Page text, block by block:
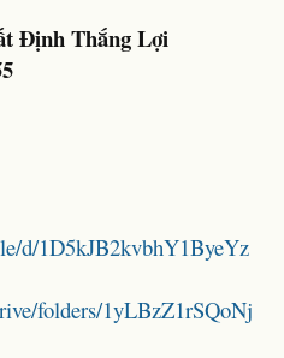
Định Thắng Lợi
d/1D5kJB2kvbhY1ByeYz
folders/1yLBzZ1rSQoNj